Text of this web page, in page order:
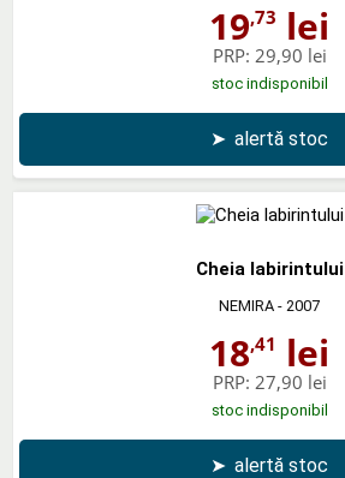
19,73 lei
PRP: 29,90 lei
stoc indisponibil
➤ alertă stoc
Cheia labirintului
NEMIRA - 2007
18,41 lei
PRP: 27,90 lei
stoc indisponibil
➤ alertă stoc